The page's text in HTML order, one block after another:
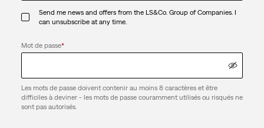
Send me news and offers from the LS&Co. Group of Companies. I
can unsubscribe at any time.
Mot de passe*
Les mots de passe doivent contenir au moins 8 caractères et être
difficiles à deviner - les mots de passe couramment utilisés ou risqués ne
sont pas autorisés.